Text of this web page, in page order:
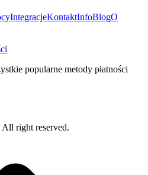
IntegracjeKontaktInfoBlogO
popularne metody płatności
right reserved.